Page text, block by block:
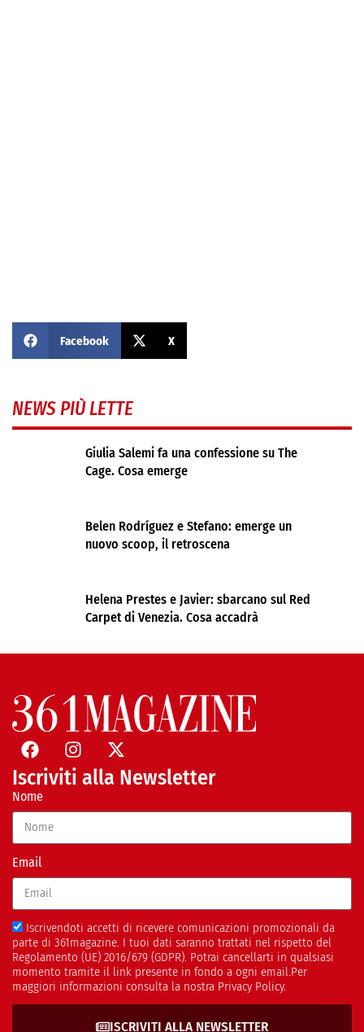
Facebook X
NEWS PIÙ LETTE
Giulia Salemi fa una confessione su The
Cage. Cosa emerge
Belen Rodríguez e Stefano: emerge un
nuovo scoop, il retroscena
Helena Prestes e Javier: sbarcano sul Red
Carpet di Venezia. Cosa accadrà
Iscriviti alla Newsletter
Nome
Email
Iscrivendoti accetti di ricevere comunicazioni promozionali da
parte di 361magazine. I tuoi dati saranno trattati nel rispetto del
Regolamento (UE) 2016/679 (GDPR). Potrai cancellarti in qualsiasi
momento tramite il link presente in fondo a ogni email.Per
maggiori informazioni consulta la nostra Privacy Policy.
ISCRIVITI ALLA NEWSLETTER